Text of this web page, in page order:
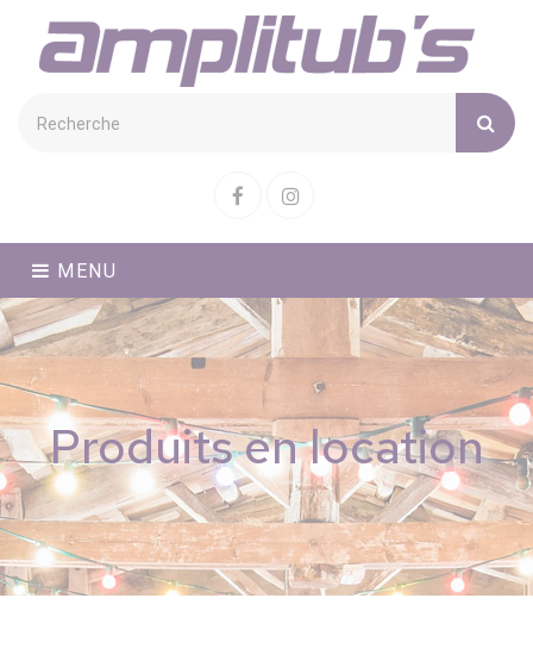
FacebookInstagram
MENU
Produits en location
Cookies management panel